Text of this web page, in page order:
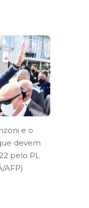
e o
devem
pelo PL
AFP)